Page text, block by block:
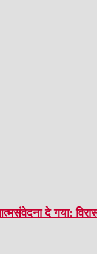
दे गया: